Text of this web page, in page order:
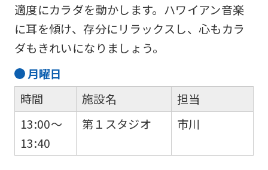
適度にカラダを動かします。ハワイアン音楽
に耳を傾け、存分にリラックスし、心もカラ
ダもきれいになりましょう。
月曜日
時間
13:00～
13:40
施設名
第１スタジオ
担当
市川